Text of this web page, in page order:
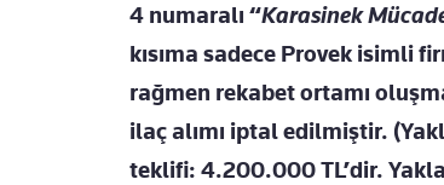
4 numaralı “Karasinek
kısıma sadece Provek isimli
rağmen rekabet ortamı
ilaç alımı iptal edilmiştir.
teklifi: 4.200.000 TL’dir.